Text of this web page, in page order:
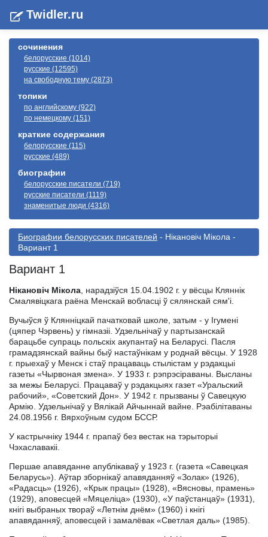
Twidler.ru
сочинения
белорусские (1014)
русские (12595)
на свободную тему (2873)
топики
по английскому (922)
по немецкому (151)
краткие содержания
белорусские (115)
русские (489)
биографии
белорусские писатели (719)
русские писатели (1119)
знаменитые люди (4316)
Биографии белорусскиx писателей - Нікановіч Мікола -
Вариант 1
Вариант 1
Нікановіч Мікола , нарадзіўся 15.04.1902 г. у вёсцы Кляннік
Смалявіцкага раёна Менскай вобласці ў сялянскай сям'і.
Вучыўся ў Клянніцкай пачатковай школе, затым - у Ігумені
(цяпер Чэрвень) у гімназіі. Удзельнічаў у партызанскай
барацьбе супраць польскіх акупантаў на Беларусі. Пасля
грамадзянскай вайны быў настаўнікам у роднай вёсцы. У 1928
г. прыехаў у Менск і стаў працаваць стылістам у рэдакцыі
газеты «Чырвоная змена». У 1933 г. рэпрэсіраваны. Высланы
за межы Беларусі. Працаваў у рэдакцыях газет «Уральский
рабочий», «Советский Дон». У 1942 г. прызваны ў Савецкую
Армію. Удзельнічаў у Вялікай Айчыннай вайне. Рэабілітаваны
24.08.1956 г. Вярхоўным судом БССР.
У кастрычніку 1944 г. прапаў без вестак на тэрыторыі
Чэхаславакіі.
Першае апавяданне апублікаваў у 1923 г. (газета «Савецкая
Беларусь»). Аўтар зборнікаў апавяданняў «Золак» (1926),
«Радасць» (1926), «Крык працы» (1928), «Вясновы, прамень»
(1929), аповесцей «Мяцеліца» (1930), «У паўстанцаў» (1931),
кнігі выбраных твораў «Летнім днём» (1960) і кнігі
апавяданняў, аповесцей і замалёвак «Светлая даль» (1985).